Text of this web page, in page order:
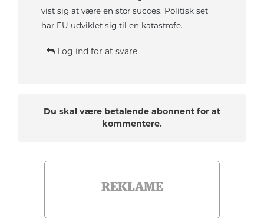
vist sig at være en stor succes. Politisk set
har EU udviklet sig til en katastrofe.
Log ind for at svare
Du skal være betalende abonnent for at
kommentere.
REKLAME